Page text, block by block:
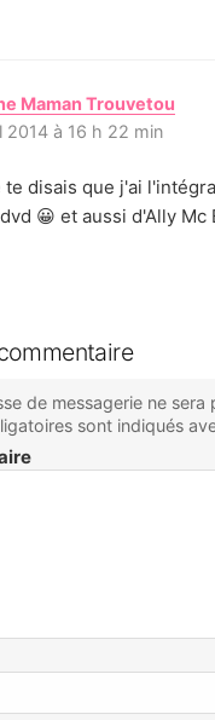
Maman Trouvetou
:
2014 à 16 h 22 min
te disais que j'ai
😀 et aussi d'Ally Mc
de messagerie ne sera
sont indiqués